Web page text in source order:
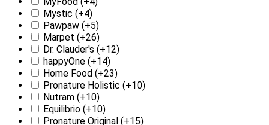
Mystic (+4)
Pawpaw (+5)
Marpet (+26)
Dr. Clauder's (+12)
happyOne (+14)
Home Food (+23)
Pronature Holistic (+10)
Nutram (+10)
Equilibrio (+10)
Pronature Original (+15)